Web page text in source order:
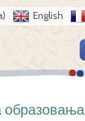
English
образовања